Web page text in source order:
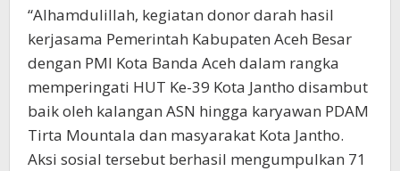
“Alhamdulillah, kegiatan donor darah hasil
kerjasama Pemerintah Kabupaten Aceh Besar
dengan PMI Kota Banda Aceh dalam rangka
memperingati HUT Ke-39 Kota Jantho disambut
baik oleh kalangan ASN hingga karyawan PDAM
Tirta Mountala dan masyarakat Kota Jantho.
Aksi sosial tersebut berhasil mengumpulkan 71